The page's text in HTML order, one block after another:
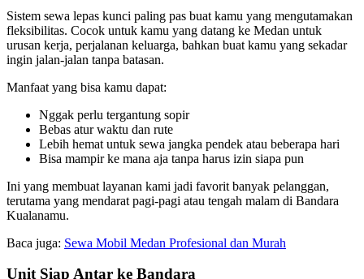
Sistem sewa lepas kunci paling pas buat kamu yang mengutamakan
fleksibilitas. Cocok untuk kamu yang datang ke Medan untuk
urusan kerja, perjalanan keluarga, bahkan buat kamu yang sekadar
ingin jalan-jalan tanpa batasan.
Manfaat yang bisa kamu dapat:
Nggak perlu tergantung sopir
Bebas atur waktu dan rute
Lebih hemat untuk sewa jangka pendek atau beberapa hari
Bisa mampir ke mana aja tanpa harus izin siapa pun
Ini yang membuat layanan kami jadi favorit banyak pelanggan,
terutama yang mendarat pagi-pagi atau tengah malam di Bandara
Kualanamu.
Baca juga: Sewa Mobil Medan Profesional dan Murah
Unit Siap Antar ke Bandara